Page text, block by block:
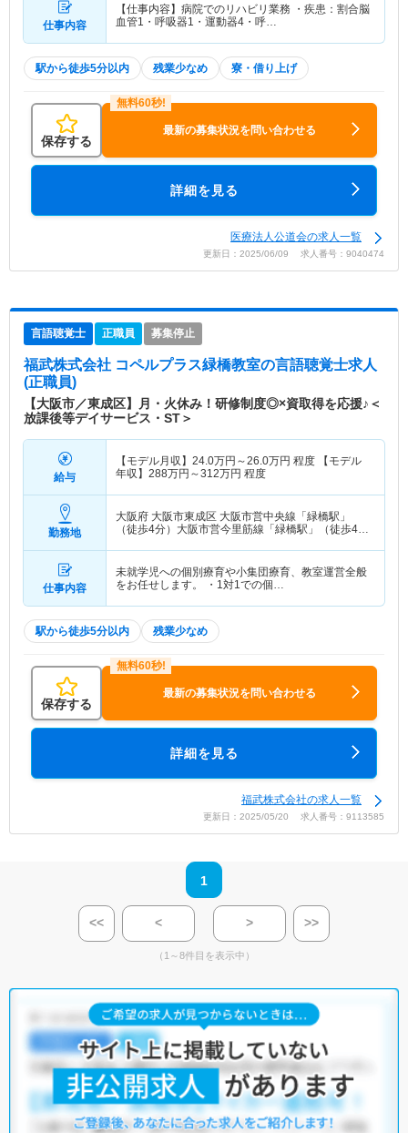
仕事内容
【仕事内容】病院でのリハビリ業務 ・疾患：割合脳
血管1・呼吸器1・運動器4・呼…
駅から徒歩5分以内 残業少なめ 寮・借り上げ
保存する
最新の募集状況を問い合わせる
詳細を見る
医療法人公道会の求人一覧
更新日：2025/06/09 求人番号：9040474
言語聴覚士 正職員 募集停止
福武株式会社 コペルプラス緑橋教室の言語聴覚士求人
(正職員)
【大阪市／東成区】月・火休み！研修制度◎×資取得を応援♪＜
放課後等デイサービス・ST＞
給与
【モデル月収】 24.0万円～26.0万円 程度 【モデル
年収】 288万円～312万円 程度
勤務地
大阪府 大阪市東成区 大阪市営中央線「緑橋駅」
（徒歩4分）大阪市営今里筋線「緑橋駅」（徒歩4
仕事内容
未就学児への個別療育や小集団療育、教室運営全般
をお任せします。 ・1対1での個…
駅から徒歩5分以内 残業少なめ
保存する
最新の募集状況を問い合わせる
詳細を見る
福武株式会社の求人一覧
更新日：2025/05/20 求人番号：9113585
1
<< < > >>
（1～8件目を表示中）